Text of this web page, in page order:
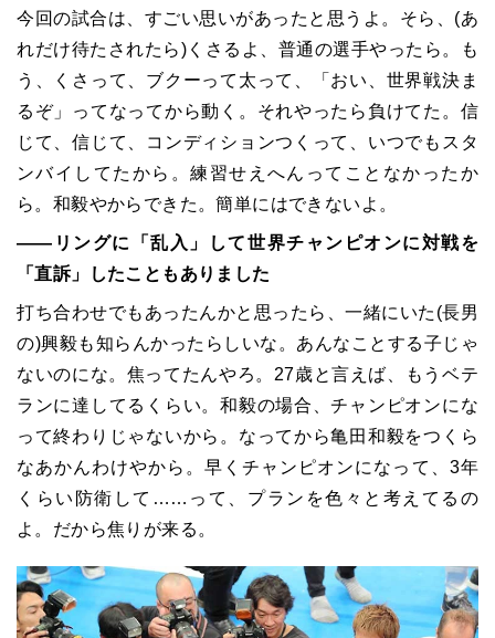
今回の試合は、すごい思いがあったと思うよ。そら、(あ
れだけ待たされたら)くさるよ、普通の選手やったら。も
う、くさって、ブクーって太って、「おい、世界戦決ま
るぞ」ってなってから動く。それやったら負けてた。信
じて、信じて、コンディションつくって、いつでもスタ
ンバイしてたから。練習せえへんってことなかったか
ら。和毅やからできた。簡単にはできないよ。
――リングに「乱入」して世界チャンピオンに対戦を
「直訴」したこともありました
打ち合わせでもあったんかと思ったら、一緒にいた(長男
の)興毅も知らんかったらしいな。あんなことする子じゃ
ないのにな。焦ってたんやろ。27歳と言えば、もうベテ
ランに達してるくらい。和毅の場合、チャンピオンにな
って終わりじゃないから。なってから亀田和毅をつくら
なあかんわけやから。早くチャンピオンになって、3年
くらい防衛して……って、プランを色々と考えてるの
よ。だから焦りが来る。